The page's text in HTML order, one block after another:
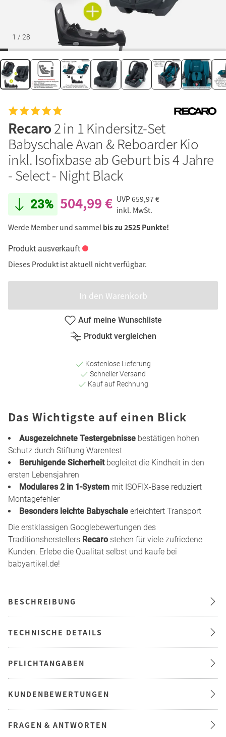
1 / 28
Recaro2 in 1 Kindersitz-Set
Babyschale Avan & Reboarder Kio
inkl. Isofixbase ab Geburt bis 4 Jahre
- Select - Night Black
23% 504,99 € UVP659,97 €
inkl. MwSt.
Werde Member und sammel bis zu 2525 Punkte!
Produkt ausverkauft
Dieses Produkt ist aktuell nicht verfügbar.
In den Warenkorb
Auf meine Wunschliste
Produkt vergleichen
Kostenlose Lieferung
Schneller Versand
Kauf auf Rechnung
Das Wichtigste auf einen Blick
Ausgezeichnete Testergebnisse bestätigen hohen
Schutz durch Stiftung Warentest
Beruhigende Sicherheitbegleitet die Kindheit in den
ersten Lebensjahren
Modulares 2 in 1-System mit ISOFIX-Base reduziert
Montagefehler
Besonders leichte Babyschale erleichtert Transport
Die erstklassigen Googlebewertungen des
Traditionsherstellers Recaro stehen für viele zufriedene
Kunden. Erlebe die Qualität selbst und kaufe bei
babyartikel.de!
BESCHREIBUNG
TECHNISCHE DETAILS
PFLICHTANGABEN
KUNDENBEWERTUNGEN
FRAGEN & ANTWORTEN